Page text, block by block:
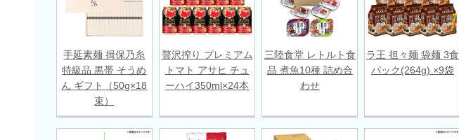
手延素麺 揖保乃糸
特級品 黒帯 そうめ
ん ギフト（50g×18
束）
贅沢搾り プレミアム
トマト アサヒ チュ
ーハイ350ml×24本
三陸食堂 レトルト食
品 煮魚10種 詰め合
わせ
ラ王 担々麺 袋麺 3食
パック(264g) ×9袋